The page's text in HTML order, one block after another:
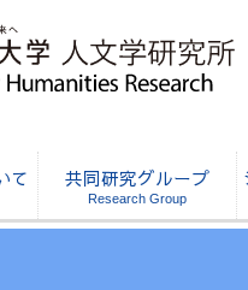
て 共同研究グループ